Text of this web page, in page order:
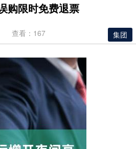
购限时免费退票
集团
查看：167